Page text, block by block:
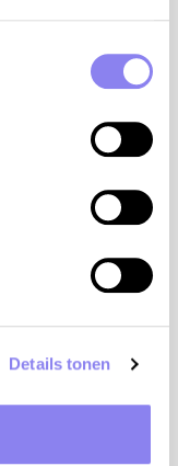
Details tonen
30-09